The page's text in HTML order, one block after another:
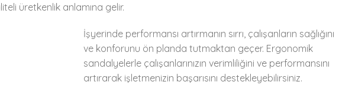
üretkenlik anlamına gelir.
İşyerinde performansı artırmanın sırrı, çalışanların sağlığını
ve konforunu ön planda tutmaktan geçer. Ergonomik
sandalyelerle çalışanlarınızın verimliliğini ve performansını
artırarak işletmenizin başarısını destekleyebilirsiniz.